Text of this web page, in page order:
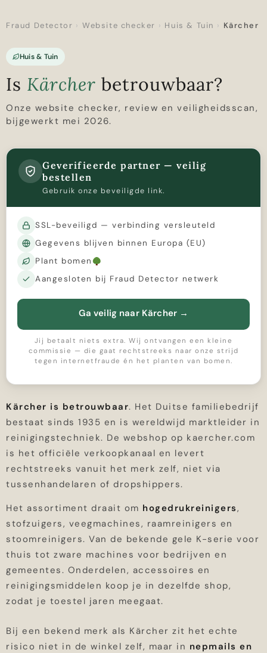
Fraud Detector › Website checker › Huis & Tuin › Kärcher
Huis & Tuin
Is Kärcher betrouwbaar?
Onze website checker, review en veiligheidsscan,
bijgewerkt mei 2026.
Geverifieerde partner — veilig
bestellen
Gebruik onze beveiligde link.
SSL-beveiligd — verbinding versleuteld
Gegevens blijven binnen Europa (EU)
Plant bomen
Aangesloten bij Fraud Detector netwerk
Ga veilig naar Kärcher →
Jij betaalt niets extra. Wij ontvangen een kleine
commissie — die gaat rechtstreeks naar onze strijd
tegen internetfraude én het planten van bomen.
Kärcher is betrouwbaar. Het Duitse familiebedrijf
bestaat sinds 1935 en is wereldwijd marktleider in
reinigingstechniek. De webshop op kaercher.com
is het officiële verkoopkanaal en levert
rechtstreeks vanuit het merk zelf, niet via
tussenhandelaren of dropshippers.
Het assortiment draait om hogedrukreinigers,
stofzuigers, veegmachines, raamreinigers en
stoomreinigers. Van de bekende gele K-serie voor
thuis tot zware machines voor bedrijven en
gemeentes. Onderdelen, accessoires en
reinigingsmiddelen koop je in dezelfde shop,
zodat je toestel jaren meegaat.
Bij een bekend merk als Kärcher zit het echte
risico niet in de winkel zelf, maar in nepmails en